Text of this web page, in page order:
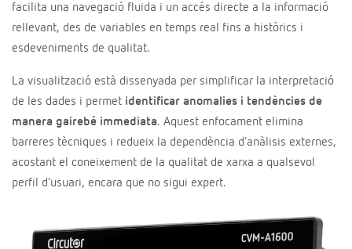
facilita una navegació fluida i un accés directe a la informació
rellevant, des de variables en temps real fins a històrics i
esdeveniments de qualitat.
La visualització està dissenyada per simplificar la interpretació
de les dades i permet identificar anomalies i tendències de
manera gairebé immediata. Aquest enfocament elimina
barreres tècniques i redueix la dependència d’anàlisis externes,
acostant el coneixement de la qualitat de xarxa a qualsevol
perfil d’usuari, encara que no sigui expert.